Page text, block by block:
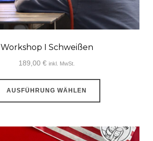
Workshop I Schweißen
189,00€ inkl. MwSt.
AUSFÜHRUNG WÄHLEN
Dieses
Varianten